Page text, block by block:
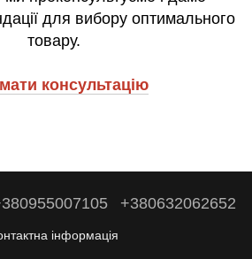
для вибору оптимального
товару.
консультацію
+380632062652
інформація